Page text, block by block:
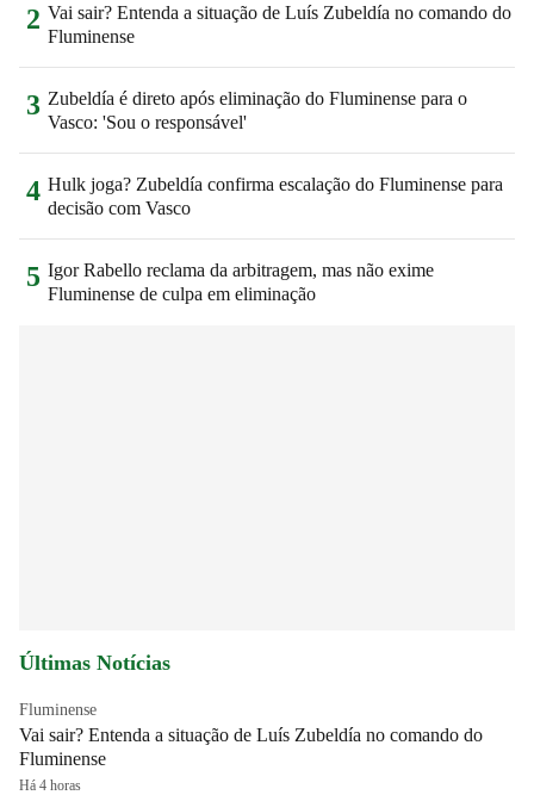
2 Vai sair? Entenda a situação de Luís Zubeldía no comando do
Fluminense
3 Zubeldía é direto após eliminação do Fluminense para o
Vasco: 'Sou o responsável'
4 Hulk joga? Zubeldía confirma escalação do Fluminense para
decisão com Vasco
5 Igor Rabello reclama da arbitragem, mas não exime
Fluminense de culpa em eliminação
Últimas Notícias
Fluminense
Vai sair? Entenda a situação de Luís Zubeldía no comando do
Fluminense
Há 4 horas